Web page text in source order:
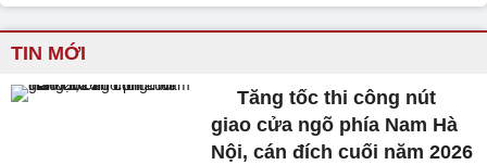
TIN MỚI
Tăng tốc thi công nút
giao cửa ngõ phía Nam Hà
Nội, cán đích cuối năm 2026